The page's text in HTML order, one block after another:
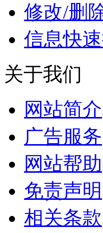
修改/删
信息快
关于我们
网站简介
广告服务
网站帮助
免责声明
相关条款